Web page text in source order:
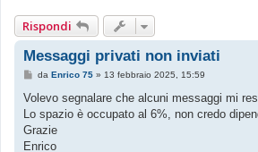
Rispondi
Messaggi privati non inviati
M
s
a
g
i
da Enrico 75» 13 febbraio 2025, 15:59
Volevo segnalare che alcuni messaggi mi
Lo spazio è occupato al 6%, non credo
Grazie
Enrico